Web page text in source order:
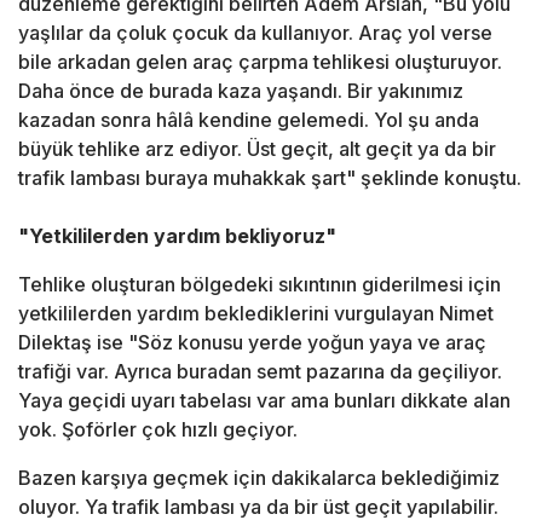
yaşlılar da çoluk çocuk da kullanıyor. Araç yol verse
bile arkadan gelen araç çarpma tehlikesi oluşturuyor.
Daha önce de burada kaza yaşandı. Bir yakınımız
kazadan sonra hâlâ kendine gelemedi. Yol şu anda
büyük tehlike arz ediyor. Üst geçit, alt geçit ya da bir
trafik lambası buraya muhakkak şart" şeklinde konuştu.
"Yetkililerden yardım bekliyoruz"
Tehlike oluşturan bölgedeki sıkıntının giderilmesi için
yetkililerden yardım beklediklerini vurgulayan Nimet
Dilektaş ise "Söz konusu yerde yoğun yaya ve araç
trafiği var. Ayrıca buradan semt pazarına da geçiliyor.
Yaya geçidi uyarı tabelası var ama bunları dikkate alan
yok. Şoförler çok hızlı geçiyor.
Bazen karşıya geçmek için dakikalarca beklediğimiz
oluyor. Ya trafik lambası ya da bir üst geçit yapılabilir.